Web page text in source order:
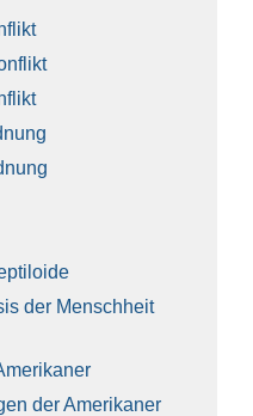
der Mensch­heit
der Ame­ri­ka­ner